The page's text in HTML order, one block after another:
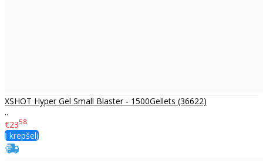
XSHOT Hyper Gel Small Blaster - 1500Gellets (36622)
..
€2358
Į krepšelį